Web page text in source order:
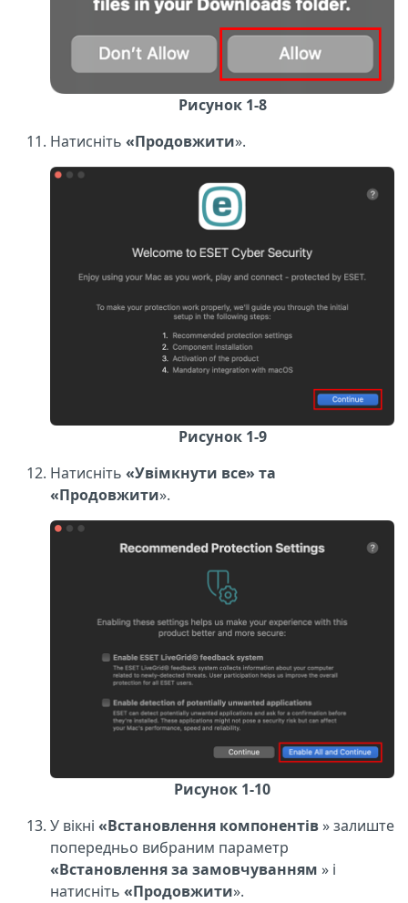
Рисунок 1-8
Натисніть «Продовжити».
Рисунок 1-9
Натисніть «Увімкнути все» та
«Продовжити».
Рисунок 1-10
У вікні «Встановлення компонентів» залиште
попередньо вибраним параметр
«Встановлення за замовчуванням » і
натисніть «Продовжити».